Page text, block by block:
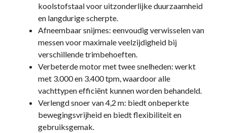
koolstofstaal voor uitzonderlijke duurzaamheid
en langdurige scherpte.
Afneembaar snijmes: eenvoudig verwisselen van
messen voor maximale veelzijdigheid bij
verschillende trimbehoeften.
Verbeterde motor met twee snelheden: werkt
met 3.000 en 3.400 tpm, waardoor alle
vachttypen efficiënt kunnen worden behandeld.
Verlengd snoer van 4,2 m: biedt onbeperkte
bewegingsvrijheid en biedt flexibiliteit en
gebruiksgemak.